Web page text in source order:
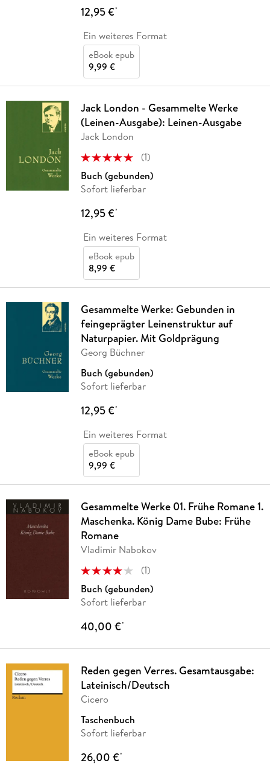
12,95 €*
Ein weiteres Format
eBook epub
9,99 €
Jack London - Gesammelte Werke
(Leinen-Ausgabe): Leinen-Ausgabe
Jack London
(1)
Buch (gebunden)
Sofort lieferbar
12,95 €*
Ein weiteres Format
eBook epub
8,99 €
Gesammelte Werke: Gebunden in
feingeprägter Leinenstruktur auf
Naturpapier. Mit Goldprägung
Georg Büchner
Buch (gebunden)
Sofort lieferbar
12,95 €*
Ein weiteres Format
eBook epub
9,99 €
Gesammelte Werke 01. Frühe Romane 1.
Maschenka. König Dame Bube: Frühe
Romane
Vladimir Nabokov
(1)
Buch (gebunden)
Sofort lieferbar
40,00 €*
Reden gegen Verres. Gesamtausgabe:
Lateinisch/Deutsch
Cicero
Taschenbuch
Sofort lieferbar
26,00 €*